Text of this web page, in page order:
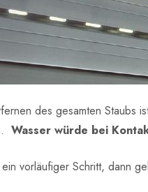
des gesamten Staubs
Wasser würde bei
vorläufiger Schritt, dann